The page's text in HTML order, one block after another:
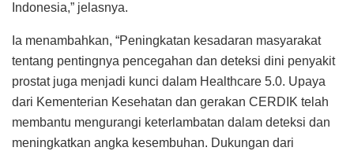
Indonesia,” jelasnya.
Ia menambahkan, “Peningkatan kesadaran masyarakat
tentang pentingnya pencegahan dan deteksi dini penyakit
prostat juga menjadi kunci dalam Healthcare 5.0. Upaya
dari Kementerian Kesehatan dan gerakan CERDIK telah
membantu mengurangi keterlambatan dalam deteksi dan
meningkatkan angka kesembuhan. Dukungan dari